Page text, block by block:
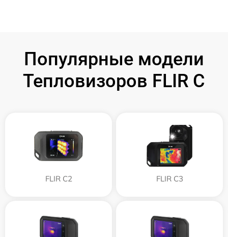
Популярные модели
Тепловизоров FLIR C
FLIR C2 FLIR С3